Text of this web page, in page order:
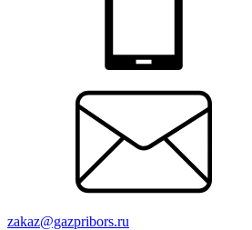
zakaz@gazpribors.ru